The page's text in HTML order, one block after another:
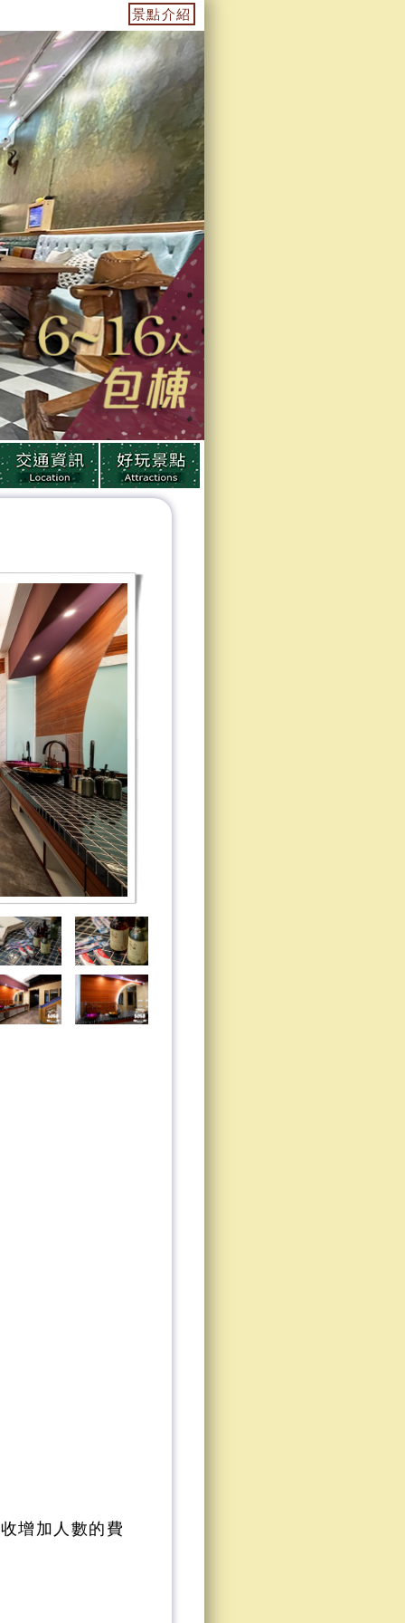
戲機/"雲霄飛車"電動麻將桌/ 免費停車場3或4台/米其林
景點介紹
增加人數的費